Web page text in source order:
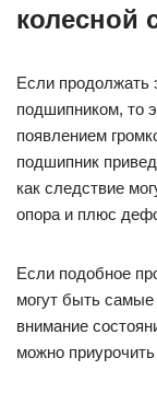
колесной
Если продолжать
подшипником, то
появлением
подшипник
как следствие
опора и плюс
Если подобное
могут быть
внимание
можно